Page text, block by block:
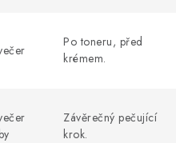
Po toneru, před
krémem.
Závěrečný pečující
krok.